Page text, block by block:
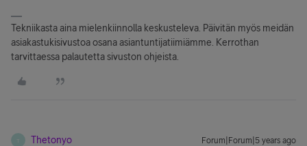
Tekniikasta aina mielenkiinnolla keskusteleva. Päivitän myös meidän
asiakastukisivustoa osana asiantuntijatiimiämme. Kerrothan
tarvittaessa palautetta sivuston ohjeista.
T Thetonyo Forum|Forum|5 years ago